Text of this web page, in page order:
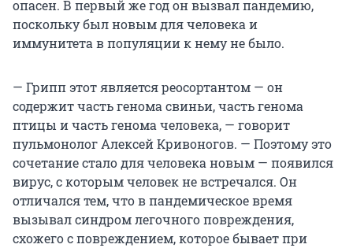
опасен. В первый же год он вызвал пандемию,
поскольку был новым для человека и
иммунитета в популяции к нему не было.
— Грипп этот является реосортантом — он
содержит часть генома свиньи, часть генома
птицы и часть генома человека, — говорит
пульмонолог Алексей Кривоногов. — Поэтому это
сочетание стало для человека новым — появился
вирус, с которым человек не встречался. Он
отличался тем, что в пандемическое время
вызывал синдром легочного повреждения,
схожего с повреждением, которое бывает при